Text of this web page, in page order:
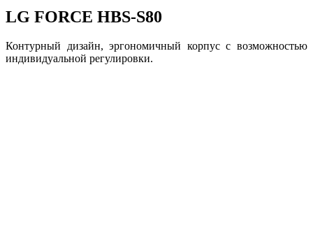
LG FORCE HBS-S80
Контурный дизайн, эргономичный корпус с возможностью
индивидуальной регулировки.